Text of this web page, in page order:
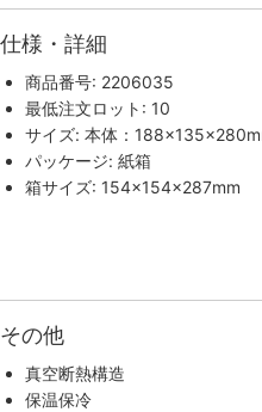
仕様・詳細
商品番号: 2206035
最低注文ロット: 10
サイズ: 本体：
パッケージ: 紙箱
箱サイズ: 154×154×287mm
その他
真空断熱構造
保温保冷